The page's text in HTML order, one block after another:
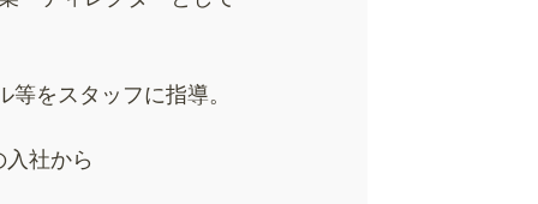
をスタッフに指導。
社から